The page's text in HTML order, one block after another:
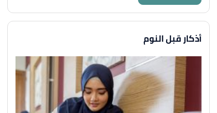
أذكار قبل النوم